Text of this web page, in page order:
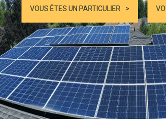
VOUS ÊTES UN PARTICULIER